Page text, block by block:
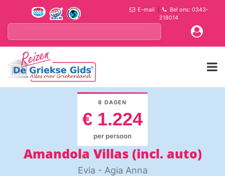
E-mail
Bel ons: 0343-
218014
8 DAGEN
€ 1.224
per persoon
Amandola Villas (incl. auto)
Evia - Agia Anna